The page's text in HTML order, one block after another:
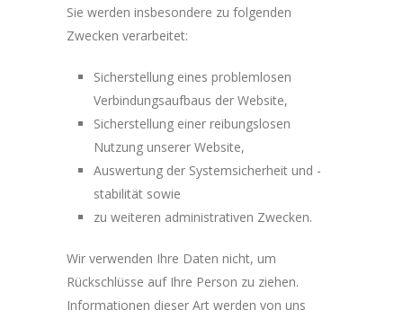
Sie werden insbesondere zu folgenden
Zwecken verarbeitet:
Sicherstellung eines problemlosen
Verbindungsaufbaus der Website,
Sicherstellung einer reibungslosen
Nutzung unserer Website,
Auswertung der Systemsicherheit und -
stabilität sowie
zu weiteren administrativen Zwecken.
Wir verwenden Ihre Daten nicht, um
Rückschlüsse auf Ihre Person zu ziehen.
Informationen dieser Art werden von uns